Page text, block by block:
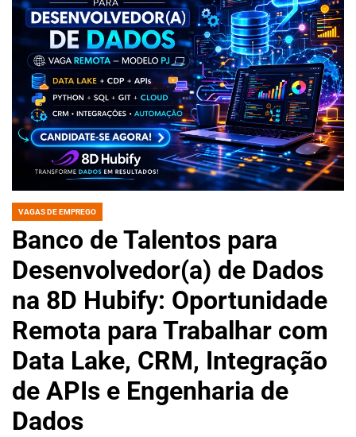
POSTED
VAGAS DE EMPREGO
Banco de Talentos para
Desenvolvedor(a) de Dados
na 8D Hubify: Oportunidade
Remota para Trabalhar com
Data Lake, CRM, Integração
de APIs e Engenharia de
Dados